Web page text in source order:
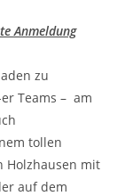
Anmeldung
zu
Teams – am
tollen
Holzhausen mit
auf dem